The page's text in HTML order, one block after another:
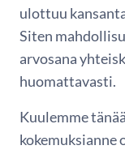
ulottuu
Siten
arvosana
huomattavasti.
Kuulemme
kokemuksianne